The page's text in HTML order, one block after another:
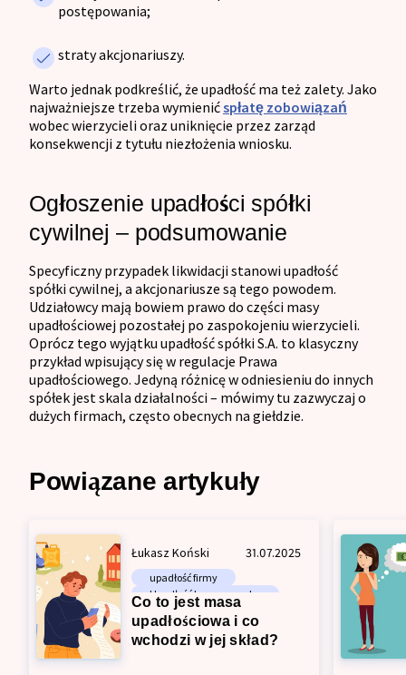
postępowania;
straty akcjonariuszy.
Warto jednak podkreślić, że upadłość ma też zalety. Jako
najważniejsze trzeba wymienićspłatę zobowiązań
wobec wierzycieli oraz uniknięcie przez zarząd
konsekwencji z tytułu niezłożenia wniosku.
Ogłoszenie upadłości spółki
cywilnej – podsumowanie
Specyficzny przypadek likwidacji stanowi upadłość
spółki cywilnej, a akcjonariusze są tego powodem.
Udziałowcy mają bowiem prawo do części masy
upadłościowej pozostałej po zaspokojeniu wierzycieli.
Oprócz tego wyjątku upadłość spółki S.A. to klasyczny
przykład wpisujący się w regulacje Prawa
upadłościowego. Jedyną różnicę w odniesieniu do innych
spółek jest skala działalności – mówimy tu zazwyczaj o
dużych firmach, często obecnych na giełdzie.
Powiązane artykuły
Łukasz Koński 31.07.2025
upadłość firmy
Upadłość konsumencka
Co to jest masa
upadłościowa i co
wchodzi w jej skład?